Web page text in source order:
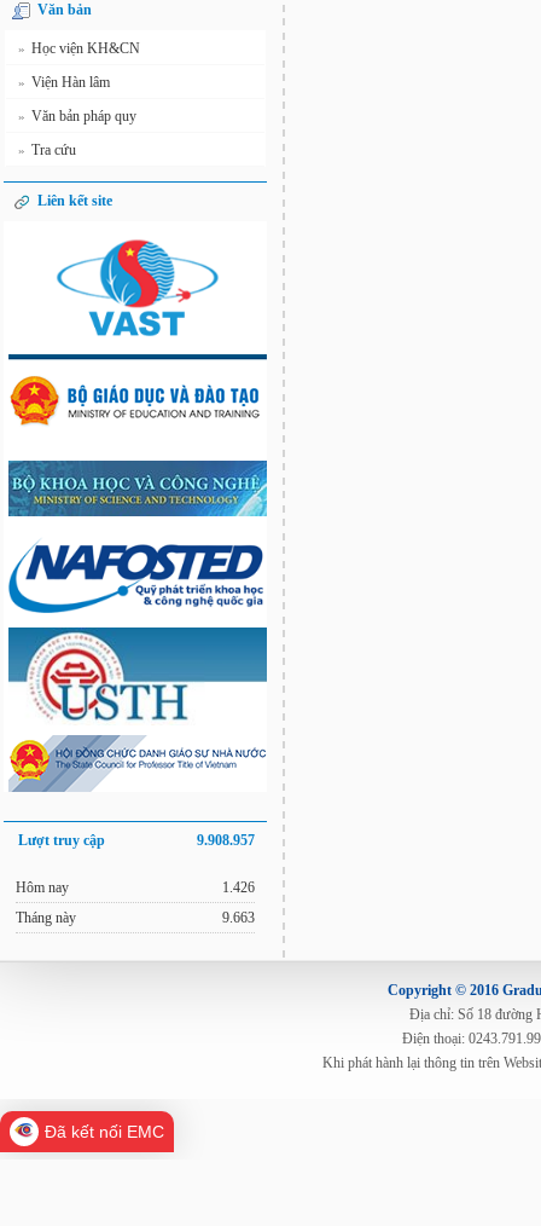
Văn bản
» Học viện KH&CN
» Viện Hàn lâm
» Văn bản pháp quy
» Tra cứu
Liên kết site
Lượt truy cập 9.908.957
Hôm nay
Tháng này
1.426
9.663
Copyright © 2016
Địa chỉ: Số 18 đường
Điện thoại:
Khi phát hành lại thông tin trên
Đã kết nối EMC